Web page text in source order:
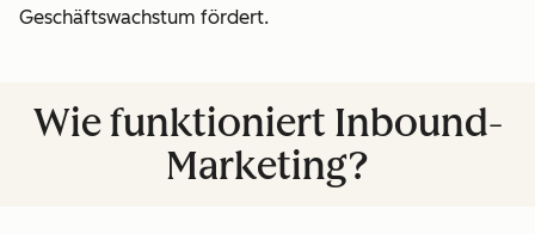
Geschäftswachstum fördert.
Wie funktioniert Inbound-
Marketing?